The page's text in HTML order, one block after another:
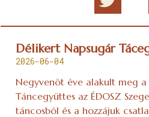
Délikert Napsugár
2026-06-04
Negyvenöt éve alakult meg a
Táncegyüttes az ÉDOSZ
táncosból és a hozzájuk